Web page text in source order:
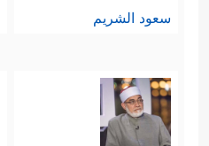
سعود الشريم